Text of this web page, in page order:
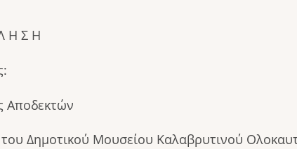
Η Σ Η
Αποδεκτών
του Δημοτικού Μουσείου Καλαβρυτινού